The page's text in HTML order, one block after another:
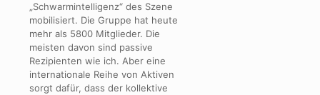
„Schwarmintelligenz“ des Szene
mobilisiert. Die Gruppe hat heute
mehr als 5800 Mitglieder. Die
meisten davon sind passive
Rezipienten wie ich. Aber eine
internationale Reihe von Aktiven
sorgt dafür, dass der kollektive